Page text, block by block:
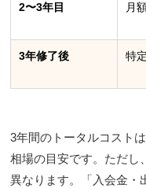
2〜3年目 月
3年修了後 特
3年間のトータルコスト
相場の目安です。ただし
異なります。「入会金・